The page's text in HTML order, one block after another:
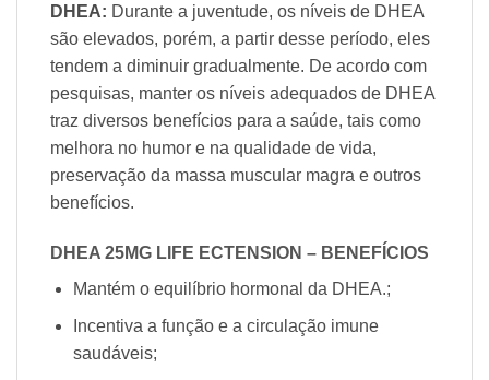
DHEA: Durante a juventude, os níveis de DHEA
são elevados, porém, a partir desse período, eles
tendem a diminuir gradualmente. De acordo com
pesquisas, manter os níveis adequados de DHEA
traz diversos benefícios para a saúde, tais como
melhora no humor e na qualidade de vida,
preservação da massa muscular magra e outros
benefícios.
DHEA 25MG LIFE ECTENSION – BENEFÍCIOS
Mantém o equilíbrio hormonal da DHEA.;
Incentiva a função e a circulação imune
saudáveis;